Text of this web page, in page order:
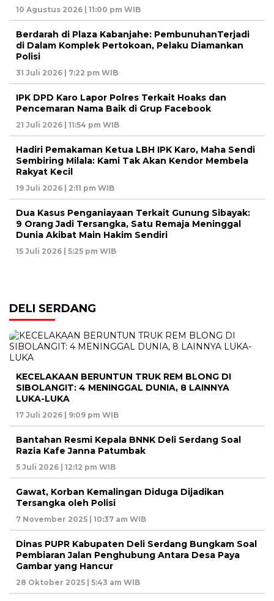
10 Agustus 2026 | 11:00 pm WIB
Berdarah di Plaza Kabanjahe: PembunuhanTerjadi
di Dalam Komplek Pertokoan, Pelaku Diamankan
Polisi
31 Juli 2026 | 7:22 pm WIB
IPK DPD Karo Lapor Polres Terkait Hoaks dan
Pencemaran Nama Baik di Grup Facebook
21 Juli 2026 | 11:54 pm WIB
Hadiri Pemakaman Ketua LBH IPK Karo, Maha Sendi
Sembiring Milala: Kami Tak Akan Kendor Membela
Rakyat Kecil
19 Juli 2026 | 2:11 pm WIB
Dua Kasus Penganiayaan Terkait Gunung Sibayak:
9 Orang Jadi Tersangka, Satu Remaja Meninggal
Dunia Akibat Main Hakim Sendiri
15 Juli 2026 | 5:25 pm WIB
DELI SERDANG
KECELAKAAN BERUNTUN TRUK REM BLONG DI
SIBOLANGIT: 4 MENINGGAL DUNIA, 8 LAINNYA
LUKA-LUKA
17 Juli 2026 | 9:09 pm WIB
Bantahan Resmi Kepala BNNK Deli Serdang Soal
Razia Kafe Janna Patumbak
5 Juli 2026 | 12:12 pm WIB
Gawat, Korban Kemalingan Diduga Dijadikan
Tersangka oleh Polisi
7 November 2025 | 10:37 am WIB
Dinas PUPR Kabupaten Deli Serdang Bungkam Soal
Pembiaran Jalan Penghubung Antara Desa Paya
Gambar yang Hancur
28 Oktober 2025 | 5:43 am WIB